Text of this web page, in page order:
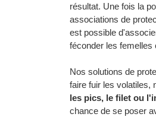
résultat. Une fois la
associations de
est possible
féconder les femelles
Nos solutions de
faire fuir les volatiles,
les pics, le filet ou
chance de se poser